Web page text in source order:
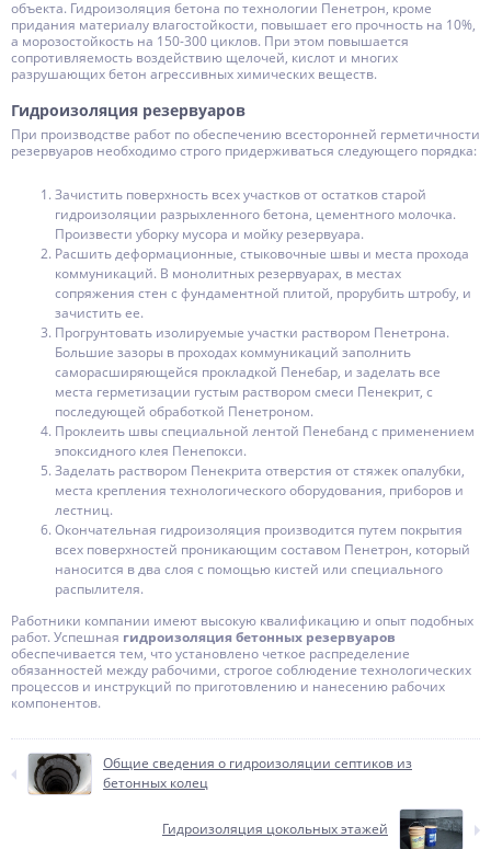
объекта. Гидроизоляция бетона по технологии Пенетрон, кроме
придания материалу влагостойкости, повышает его прочность на 10%,
а морозостойкость на 150-300 циклов. При этом повышается
сопротивляемость воздействию щелочей, кислот и многих
разрушающих бетон агрессивных химических веществ.
Гидроизоляция резервуаров
При производстве работ по обеспечению всесторонней герметичности
резервуаров необходимо строго придерживаться следующего порядка:
Зачистить поверхность всех участков от остатков старой
гидроизоляции разрыхленного бетона, цементного молочка.
Произвести уборку мусора и мойку резервуара.
Расшить деформационные, стыковочные швы и места прохода
коммуникаций. В монолитных резервуарах, в местах
сопряжения стен с фундаментной плитой, прорубить штробу, и
зачистить ее.
Прогрунтовать изолируемые участки раствором Пенетрона.
Большие зазоры в проходах коммуникаций заполнить
саморасширяющейся прокладкой Пенебар, и заделать все
места герметизации густым раствором смеси Пенекрит, с
последующей обработкой Пенетроном.
Проклеить швы специальной лентой Пенебанд с применением
эпоксидного клея Пенепокси.
Заделать раствором Пенекрита отверстия от стяжек опалубки,
места крепления технологического оборудования, приборов и
лестниц.
Окончательная гидроизоляция производится путем покрытия
всех поверхностей проникающим составом Пенетрон, который
наносится в два слоя с помощью кистей или специального
распылителя.
Работники компании имеют высокую квалификацию и опыт подобных
работ. Успешная гидроизоляция бетонных резервуаров
обеспечивается тем, что установлено четкое распределение
обязанностей между рабочими, строгое соблюдение технологических
процессов и инструкций по приготовлению и нанесению рабочих
компонентов.
Общие сведения о гидроизоляции септиков из
бетонных колец
Гидроизоляция цокольных этажей